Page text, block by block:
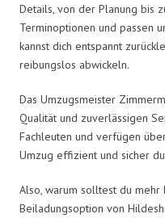
Details, von der Planung bis
Terminoptionen und passen
kannst dich entspannt
reibungslos abwickeln.
Das Umzugsmeister
Qualität und zuverlässigen
Fachleuten und verfügen
Umzug effizient und sicher
Also, warum solltest du
Beiladungsoption von